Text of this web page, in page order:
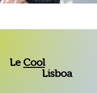
Le Cool
Lisboa